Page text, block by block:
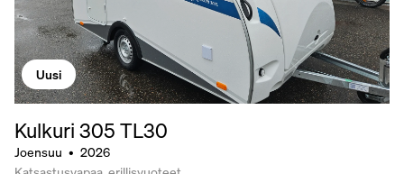
Uusi
Kulkuri 305 TL30
Joensuu • 2026